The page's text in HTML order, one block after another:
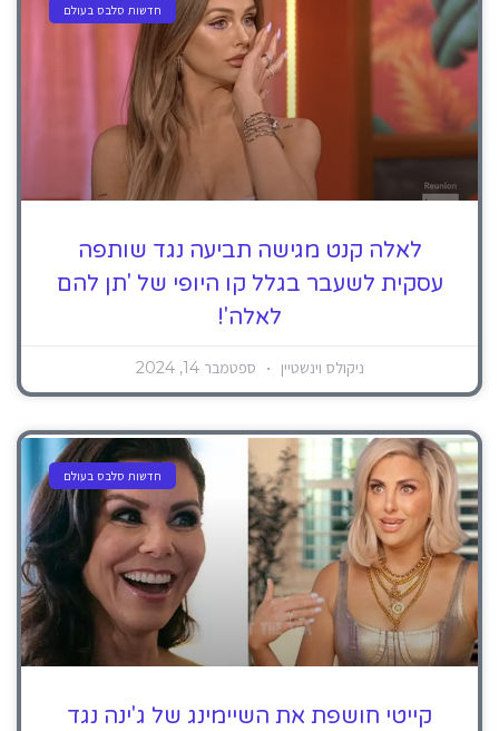
חדשות סלבס בעולם
לאלה קנט מגישה תביעה נגד שותפה
עסקית לשעבר בגלל קו היופי של 'תן להם
לאלה'!
ניקולס וינשטיין ספטמבר 14, 2024
חדשות סלבס בעולם
קייטי חושפת את השיימינג של ג'ינה נגד